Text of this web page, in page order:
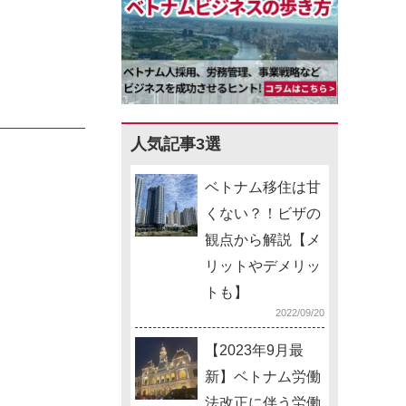
人気記事3選
ベトナム移住は甘
くない？！ビザの
観点から解説【メ
リットやデメリッ
トも】
2022/09/20
【2023年9月最
新】ベトナム労働